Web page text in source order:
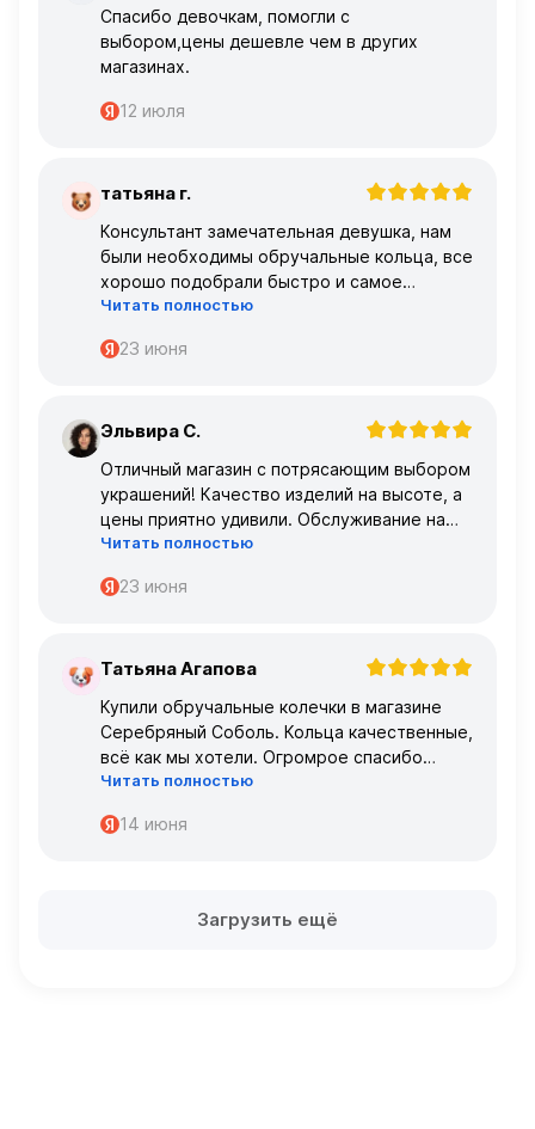
Спасибо девочкам, помогли с
выбором,цены дешевле чем в других
магазинах.
12 июля
Т татьяна г.
Консультант замечательная девушка, нам
были необходимы обручальные кольца, все
хорошо подобрали быстро и самое
главное, что все подошло по размеру с
Читать полностью
23 июня
Э Эльвира С.
Отличный магазин с потрясающим выбором
украшений! Качество изделий на высоте, а
цены приятно удивили. Обслуживание на
высшем уровне – консультанты очень
Читать полностью
23 июня
Т Татьяна Агапова
Купили обручальные колечки в магазине
Серебряный Соболь. Кольца качественные,
всё как мы хотели. Огромрое спасибо
персоналу за работу с нами!
Читать полностью
14 июня
Загрузить ещё